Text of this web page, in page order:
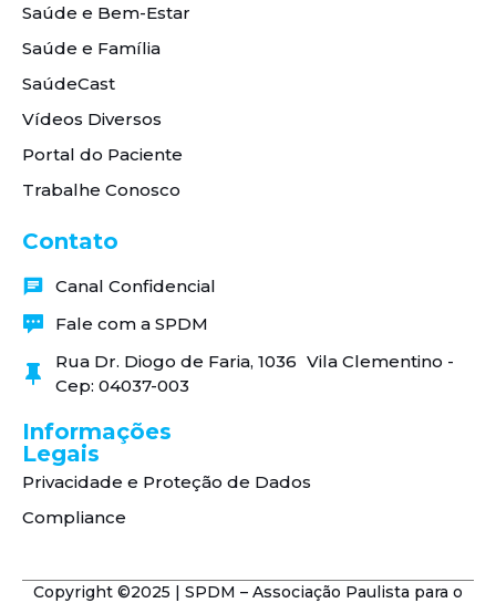
Saúde e Bem-Estar
Saúde e Família
SaúdeCast
Vídeos Diversos
Portal do Paciente
Trabalhe Conosco
Contato
Canal Confidencial
Fale com a SPDM
Rua Dr. Diogo de Faria, 1036 Vila Clementino -
Cep: 04037-003
Informações
Legais
Privacidade e Proteção de Dados
Compliance
Copyright ©2025 | SPDM – Associação Paulista para o